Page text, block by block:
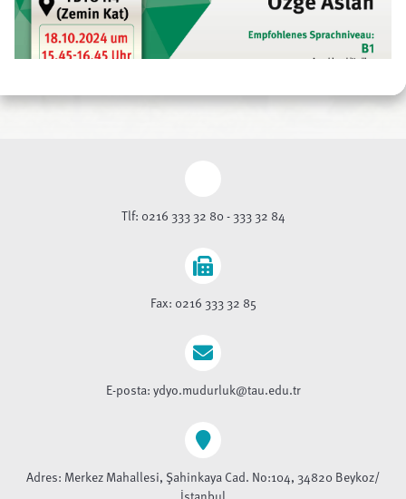
Tlf: 0216 333 32 80 - 333 32 84
Fax: 0216 333 32 85
E-posta: ydyo.mudurluk@tau.edu.tr
Adres: Merkez Mahallesi, Şahinkaya Cad. No:104, 34820 Beykoz/